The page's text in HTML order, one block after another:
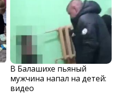
В Балашихе пьяный
мужчина напал на детей:
видео